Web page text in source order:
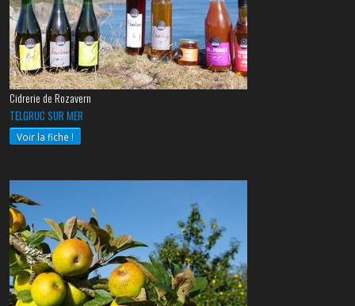
Cidrerie de Rozavern
TELGRUC SUR MER
Voir la fiche !